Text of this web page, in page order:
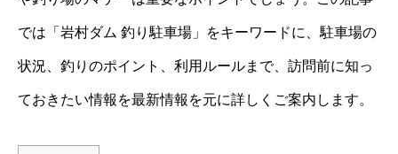
では「岩村ダム 釣り駐車場」をキーワードに、駐車場の
状況、釣りのポイント、利用ルールまで、訪問前に知っ
ておきたい情報を最新情報を元に詳しくご案内します。